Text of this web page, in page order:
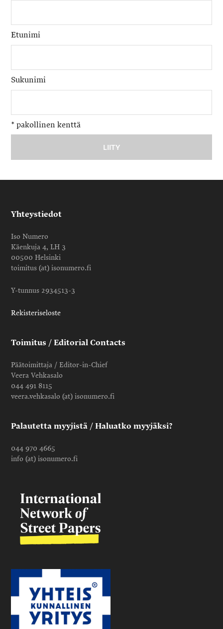
Etunimi
Sukunimi
* pakollinen kenttä
Yhteystiedot
Iso Numero
Käenkuja 4, LH 3
00500 Helsinki
toimitus (at) isonumero.fi
Y-tunnus 2934513-3
Rekisteriseloste
Toimitus / Editorial Contacts
Päätoimittaja / Editor-in-Chief
Veera Vehkasalo
044 491 8115
veera.vehkasalo (at) isonumero.fi
Palautetta myyjistä / Haluatko myyjäksi?
044 970 4665
info (at) isonumero.fi